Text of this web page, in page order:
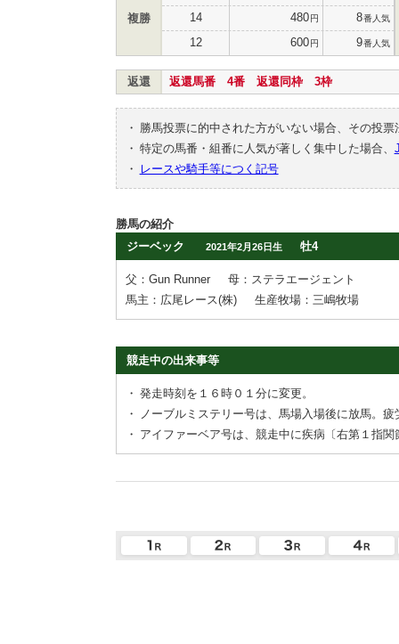
複勝 14 480円 8番人気
12 600円 9番人気
返還 返還馬番 4番 返還同枠 3枠
・
勝馬投票に的中された方がいない場合、その投
・ 特定の馬番・組番に人気が著しく集中した場合、
・
レースや騎手等につく記号
勝馬の紹介
ジーベック
2021年2月26日生 牡4
父：Gun Runner
母：ステラエージェント
馬主：広尾レース(株)
生産牧場：三嶋牧場
競走中の出来事等
・ 発走時刻を１６時０１分に変更。
・
ノーブルミステリー号は、馬場入場後に放馬。
・ アイファーベア号は、競走中に疾病〔右第１指